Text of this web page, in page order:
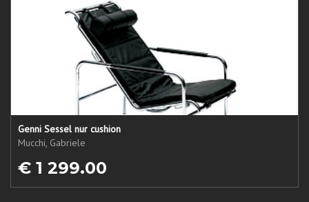
Genni Sessel nur cushion
Mucchi, Gabriele
€ 1 299.00